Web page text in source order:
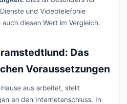
und Videotelefonie
diesen Wert im Vergleich.
Das
Voraussetzungen
aus arbeitet, stellt
an den Internetanschluss. In